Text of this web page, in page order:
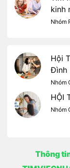
kinh
Nhóm
Hội
Đình
Nhóm
HỘI
Nhóm
Thông